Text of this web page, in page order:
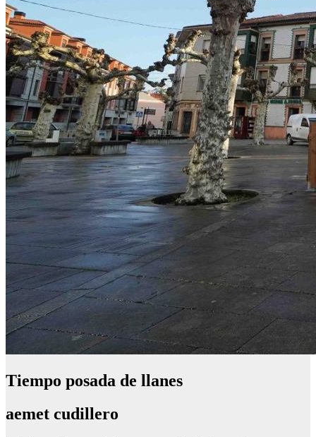
Tiempo posada de llanes
aemet cudillero